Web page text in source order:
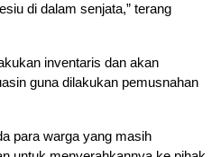
di dalam senjata,” terang
inventaris dan akan
guna dilakukan pemusnahan
para warga yang masih